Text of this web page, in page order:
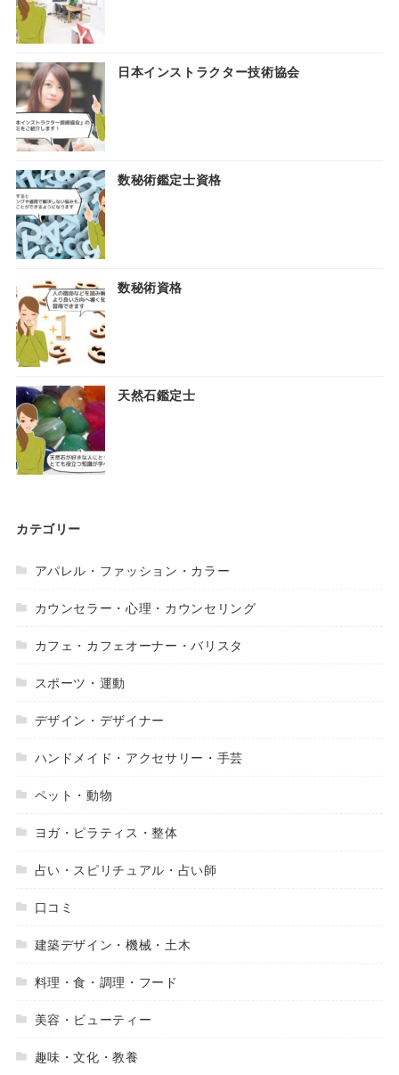
日本インストラクター技術協会
数秘術鑑定士資格
数秘術資格
天然石鑑定士
カテゴリー
アパレル・ファッション・カラー
カウンセラー・心理・カウンセリング
カフェ・カフェオーナー・バリスタ
スポーツ・運動
デザイン・デザイナー
ハンドメイド・アクセサリー・手芸
ペット・動物
ヨガ・ピラティス・整体
占い・スピリチュアル・占い師
口コミ
建築デザイン・機械・土木
料理・食・調理・フード
美容・ビューティー
趣味・文化・教養